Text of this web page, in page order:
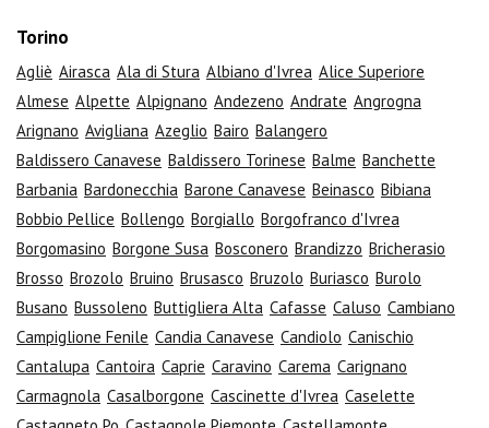
Torino
Agliè Airasca Ala di Stura Albiano d'Ivrea Alice Superiore
Almese Alpette Alpignano Andezeno Andrate Angrogna
Arignano Avigliana Azeglio Bairo Balangero
Baldissero Canavese Baldissero Torinese Balme Banchette
Barbania Bardonecchia Barone Canavese Beinasco Bibiana
Bobbio Pellice Bollengo Borgiallo Borgofranco d'Ivrea
Borgomasino Borgone Susa Bosconero Brandizzo Bricherasio
Brosso Brozolo Bruino Brusasco Bruzolo Buriasco Burolo
Busano Bussoleno Buttigliera Alta Cafasse Caluso Cambiano
Campiglione Fenile Candia Canavese Candiolo Canischio
Cantalupa Cantoira Caprie Caravino Carema Carignano
Carmagnola Casalborgone Cascinette d'Ivrea Caselette